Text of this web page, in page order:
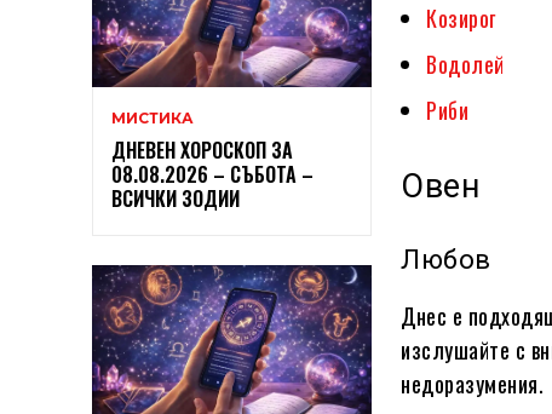
МИСТИКА
ДНЕВЕН ХОРОСКОП ЗА
08.08.2026 – СЪБОТА –
ВСИЧКИ ЗОДИИ
Козирог
Водолей
Риби
Овен
Любов
Днес е
изслушайте с
недоразумения.